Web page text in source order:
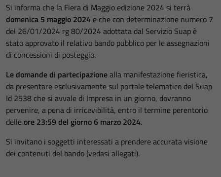
Si informa che la Fiera di Maggio edizione 2024 si terrà
domenica 5 maggio 2024 e che con determinazione numero 7
del 26/01/2024 rg 80/2024 adottata dal Servizio Suap è
stato approvato il relativo bando pubblico per le assegnazioni
di concessioni di posteggio.
Le domande di partecipazionealla manifestazione fieristica,
da presentare esclusivamente sul portale telematico del Suap
Id 2538 che si avvale di Impresa in un giorno, dovranno
pervenire, a pena di irricevibilità, entro il termine perentorio
delleore 23:59 del giorno 6 marzo 2024.
Si invitano i soggetti interessati a prendere accurata visione
dei contenuti del bando (vedasi allegati).